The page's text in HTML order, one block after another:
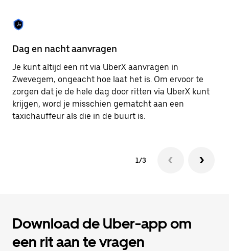
sluiten.
Dag en nacht aanvragen
Je kunt altijd een rit via UberX aanvragen in
Zwevegem, ongeacht hoe laat het is. Om ervoor te
zorgen dat je de hele dag door ritten via UberX kunt
krijgen, word je misschien gematcht aan een
taxichauffeur als die in de buurt is.
1/3
Download de Uber-app om
een rit aan te vragen